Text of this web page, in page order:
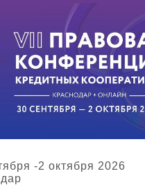
-2 октября 2026